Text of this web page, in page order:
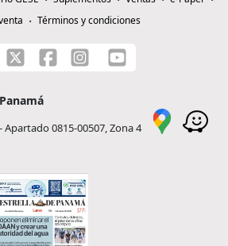
Términos y condiciones
Apartado 0815-00507, Zona 4